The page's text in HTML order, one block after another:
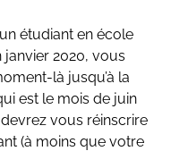
étudiant en école
2020, vous
là jusqu’à la
est le mois de juin
vous réinscrire
(à moins que votre